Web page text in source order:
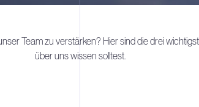
Team zu verstärken? Hier sind die drei
über uns wissen solltest.